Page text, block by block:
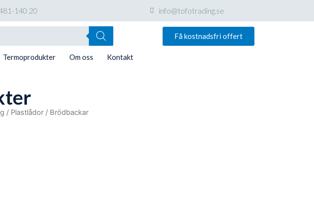
140 20 info@tofotrading.se
Få kostnadsfri offert
Termoprodukter Om oss Kontakt
/ Plastlådor/ Brödbackar